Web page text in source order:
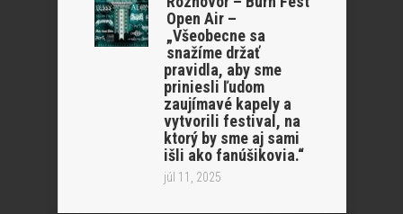
Open Air –
„Všeobecne sa
snažíme držať
pravidla, aby sme
priniesli ľudom
zaujímavé kapely a
vytvorili festival, na
ktorý by sme aj sami
išli ako fanúšikovia.“
júl 11, 2025